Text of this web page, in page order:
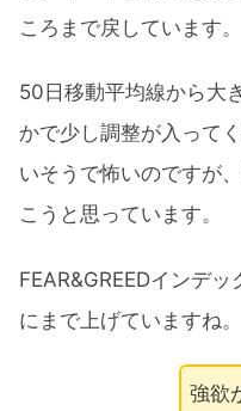
ころまで戻しています。
50日移動平均線から大
かで少し調整が入って
いそうで怖いのですが
こうと思っています。
FEAR&GREEDインデ
にまで上げていますね。
強欲